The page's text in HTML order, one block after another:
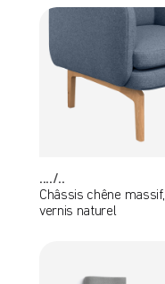
..../..
Châssis chêne massif,
vernis naturel